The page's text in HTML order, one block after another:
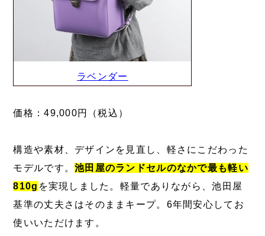
ラベンダー
価格：49,000円（税込）
構造や素材、デザインを見直し、軽さにこだわった
モデルです。池田屋のランドセルのなかで最も軽い
810g を実現しました。軽量でありながら、池田屋
基準の丈夫さはそのままキープ。6年間安心してお
使いいただけます。